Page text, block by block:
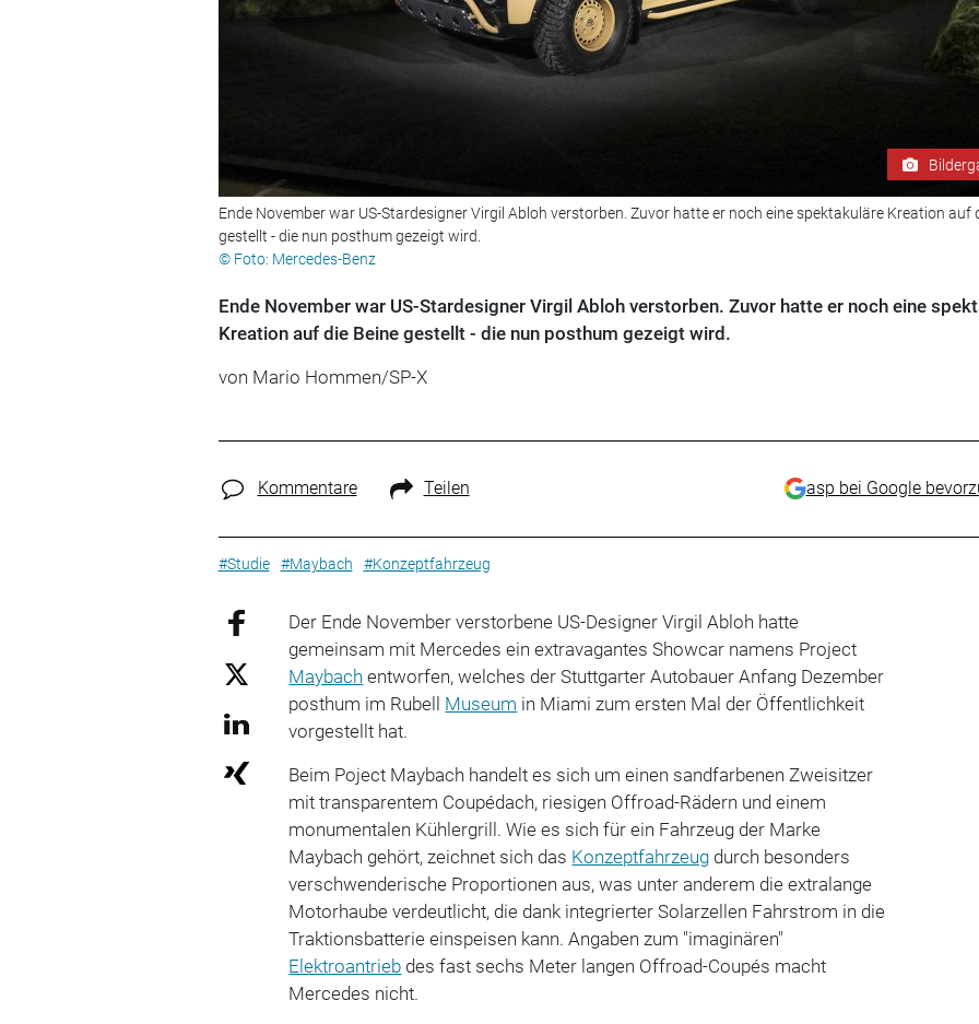
Ende November war US-Stardesigner Virgil Abloh verstorben. Zuvor hatte er noch eine spektakuläre Kreation auf
gestellt - die nun posthum gezeigt wird.
© Foto: Mercedes-Benz
Ende November war US-Stardesigner Virgil Abloh verstorben. Zuvor hatte er noch eine
Kreation auf die Beine gestellt - die nun posthum gezeigt wird.
von Mario Hommen/SP-X
Kommentare Teilen asp bei Google
#Studie #Maybach #Konzeptfahrzeug
Der Ende November verstorbene US-Designer Virgil Abloh hatte
gemeinsam mit Mercedes ein extravagantes Showcar namens Project
Maybach entworfen, welches der Stuttgarter Autobauer Anfang Dezember
posthum im Rubell Museum in Miami zum ersten Mal der Öffentlichkeit
vorgestellt hat.
Beim Poject Maybach handelt es sich um einen sandfarbenen Zweisitzer
mit transparentem Coupédach, riesigen Offroad-Rädern und einem
monumentalen Kühlergrill. Wie es sich für ein Fahrzeug der Marke
Maybach gehört, zeichnet sich das Konzeptfahrzeug durch besonders
verschwenderische Proportionen aus, was unter anderem die extralange
Motorhaube verdeutlicht, die dank integrierter Solarzellen Fahrstrom in die
Traktionsbatterie einspeisen kann. Angaben zum "imaginären"
Elektroantrieb des fast sechs Meter langen Offroad-Coupés macht
Mercedes nicht.